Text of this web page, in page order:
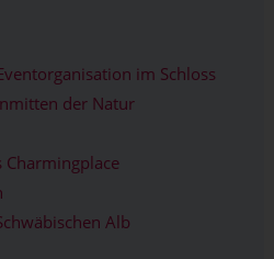
im Schloss
der Natur
Charmingplace
Alb